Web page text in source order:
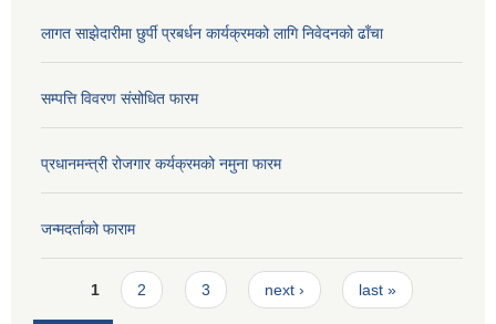
लागत साझेदारीमा छुर्पी प्रबर्धन कार्यक्रमको लागि निवेदनको ढाँचा
सम्पत्ति विवरण संसोधित फारम
प्रधानमन्त्री रोजगार कर्यक्रमको नमुना फारम
जन्मदर्ताको फाराम
Pages
1 2 3 next › last »